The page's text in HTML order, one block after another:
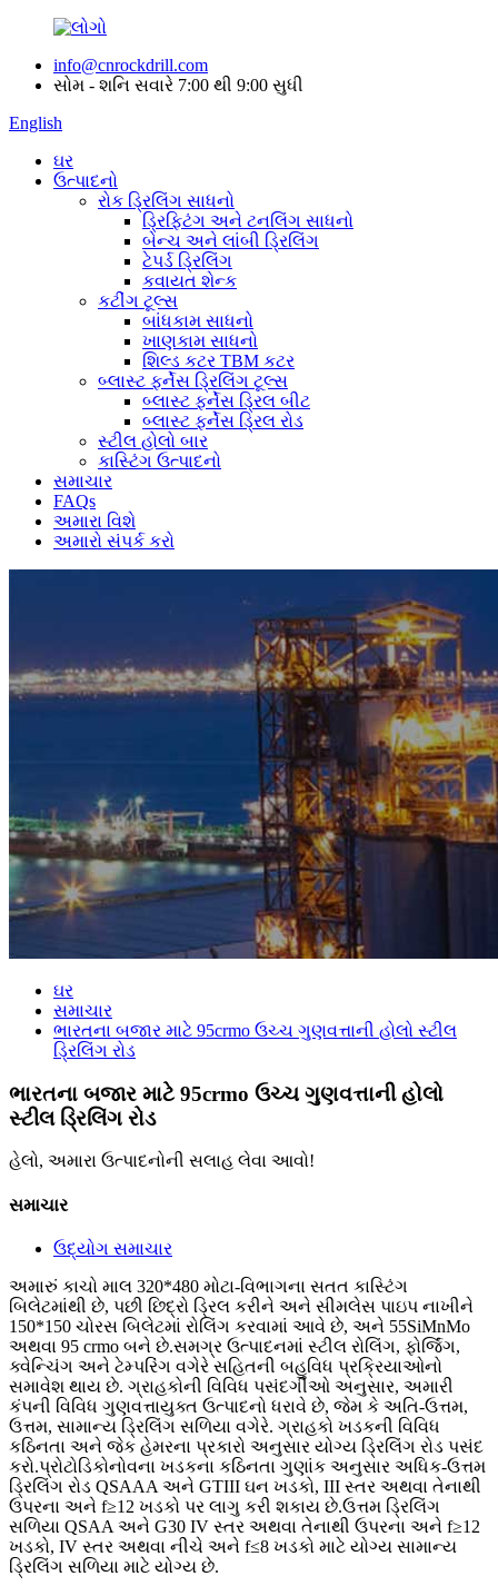
info@cnrockdrill.com
સોમ - શનિ સવારે 7:00 થી 9:00 સુધી
English
ઘર
ઉત્પાદનો
રોક ડ્રિલિંગ સાધનો
ડ્રિફ્ટિંગ અને ટનલિંગ સાધનો
બેન્ચ અને લાંબી ડ્રિલિંગ
ટેપર્ડ ડ્રિલિંગ
કવાયત શેન્ક
કટીંગ ટૂલ્સ
બાંધકામ સાધનો
ખાણકામ સાધનો
શિલ્ડ કટર TBM કટર
બ્લાસ્ટ ફર્નેસ ડ્રિલિંગ ટૂલ્સ
બ્લાસ્ટ ફર્નેસ ડ્રિલ બીટ
બ્લાસ્ટ ફર્નેસ ડ્રિલ રોડ
સ્ટીલ હોલો બાર
કાસ્ટિંગ ઉત્પાદનો
સમાચાર
FAQs
અમારા વિશે
અમારો સંપર્ક કરો
ઘર
સમાચાર
ભારતના બજાર માટે 95crmo ઉચ્ચ ગુણવત્તાની હોલો સ્ટીલ
ડ્રિલિંગ રોડ
ભારતના બજાર માટે 95crmo ઉચ્ચ ગુણવત્તાની હોલો
સ્ટીલ ડ્રિલિંગ રોડ
હેલો, અમારા ઉત્પાદનોની સલાહ લેવા આવો!
સમાચાર
ઉદ્યોગ સમાચાર
અમારું કાચો માલ 320*480 મોટા-વિભાગના સતત કાસ્ટિંગ
બિલેટમાંથી છે, પછી છિદ્રો ડ્રિલ કરીને અને સીમલેસ પાઇપ નાખીને
150*150 ચોરસ બિલેટમાં રોલિંગ કરવામાં આવે છે, અને 55SiMnMo
અથવા 95 crmo બને છે.સમગ્ર ઉત્પાદનમાં સ્ટીલ રોલિંગ, ફોર્જિંગ,
ક્વેન્ચિંગ અને ટેમ્પરિંગ વગેરે સહિતની બહુવિધ પ્રક્રિયાઓનો
સમાવેશ થાય છે. ગ્રાહકોની વિવિધ પસંદગીઓ અનુસાર, અમારી
કંપની વિવિધ ગુણવત્તાયુક્ત ઉત્પાદનો ધરાવે છે, જેમ કે અતિ-ઉત્તમ,
ઉત્તમ, સામાન્ય ડ્રિલિંગ સળિયા વગેરે. ગ્રાહકો ખડકની વિવિધ
કઠિનતા અને જેક હેમરના પ્રકારો અનુસાર યોગ્ય ડ્રિલિંગ રોડ પસંદ
કરો.પ્રોટોડિકોનોવના ખડકના કઠિનતા ગુણાંક અનુસાર અધિક-ઉત્તમ
ડ્રિલિંગ રોડ QSAAA અને GTIII ઘન ​​ખડકો, III સ્તર અથવા તેનાથી
ઉપરના અને f≥12 ખડકો પર લાગુ કરી શકાય છે.ઉત્તમ ડ્રિલિંગ
સળિયા QSAA અને G30 IV સ્તર અથવા તેનાથી ઉપરના અને f≥12
ખડકો, IV સ્તર અથવા નીચે અને f≤8 ખડકો માટે યોગ્ય સામાન્ય
ડ્રિલિંગ સળિયા માટે યોગ્ય છે.